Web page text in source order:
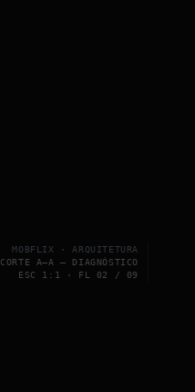
MOBFLIX · ARQUITETURA
CORTE A–A — DIAGNÓSTICO
ESC 1:1 · FL 02 / 09